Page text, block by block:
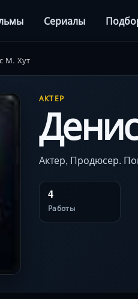
Сериалы
М. Хут
АКТЕР
Актер, Продюсер.
4
Работы